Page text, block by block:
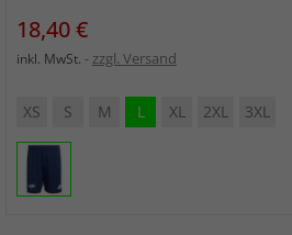
Preis
18,40 €
inkl. MwSt. zzgl. Versand
XS S M L XL 2XL 3XL